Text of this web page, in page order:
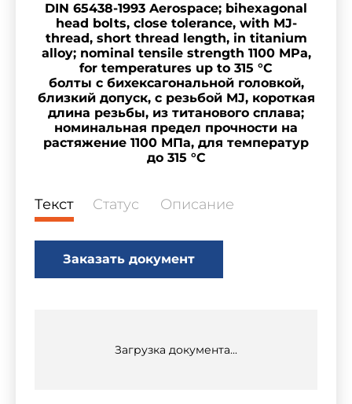
DIN 65438-1993 Aerospace; bihexagonal
head bolts, close tolerance, with MJ-
thread, short thread length, in titanium
alloy; nominal tensile strength 1100 MPa,
for temperatures up to 315 °C
болты с бихексагональной головкой,
близкий допуск, с резьбой MJ, короткая
длина резьбы, из титанового сплава;
номинальная предел прочности на
растяжение 1100 МПа, для температур
до 315 °C
Текст Статус Описание
Заказать документ
Загрузка документа...